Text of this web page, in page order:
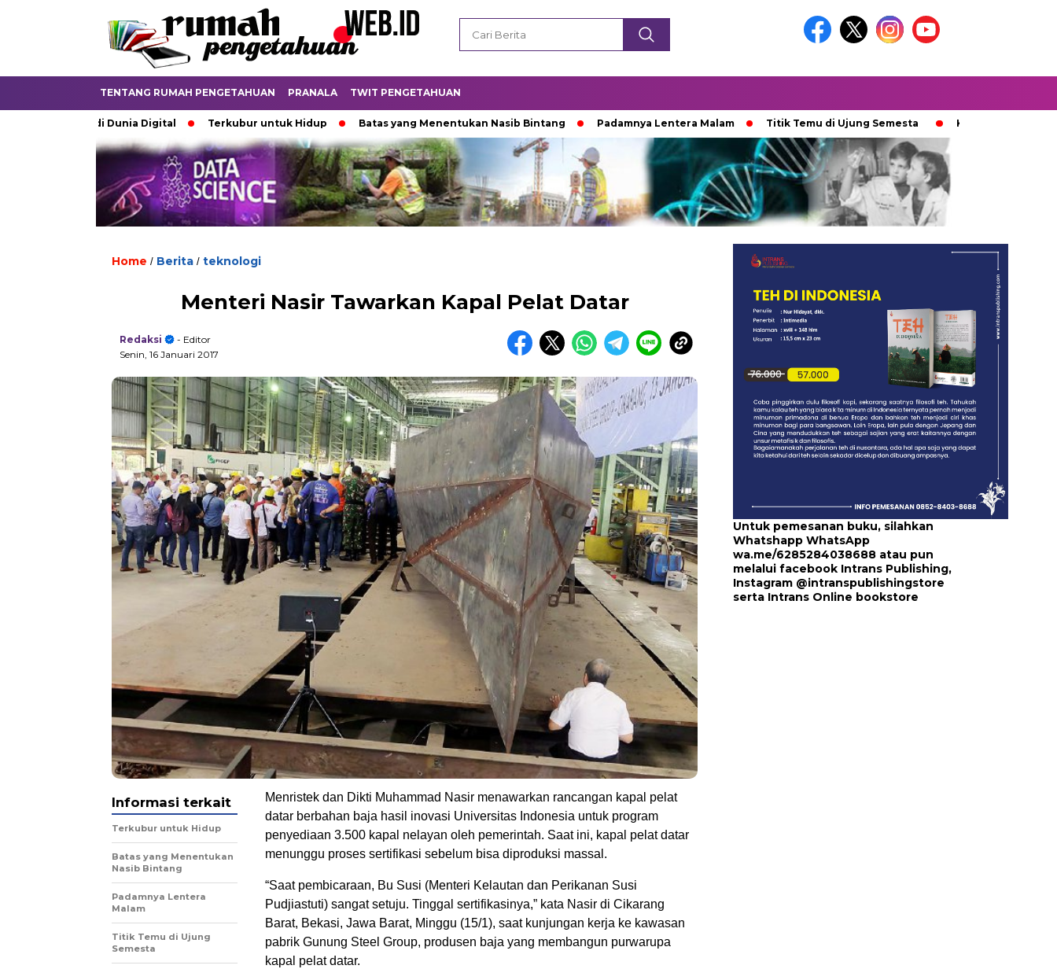
TENTANG RUMAH PENGETAHUAN PRANALA TWIT PENGETAHUAN
di Dunia Digital Terkubur untuk Hidup Batas yang Menentukan Nasib Bintang Padamnya Lentera Malam Titik Temu di Ujung Semesta Ketika Ijazah Analog
Home / Berita / teknologi
Menteri Nasir Tawarkan Kapal Pelat Datar
Redaksi
- Editor
Senin, 16 Januari 2017
Menristek dan Dikti Muhammad Nasir menawarkan rancangan kapal pelat
datar berbahan baja hasil inovasi Universitas Indonesia untuk program
penyediaan 3.500 kapal nelayan oleh pemerintah. Saat ini, kapal pelat datar
menunggu proses sertifikasi sebelum bisa diproduksi massal.
“Saat pembicaraan, Bu Susi (Menteri Kelautan dan Perikanan Susi
Pudjiastuti) sangat setuju. Tinggal sertifikasinya,” kata Nasir di Cikarang
Barat, Bekasi, Jawa Barat, Minggu (15/1), saat kunjungan kerja ke kawasan
pabrik Gunung Steel Group, produsen baja yang membangun purwarupa
kapal pelat datar.
Informasi terkait
Terkubur untuk Hidup
Batas yang Menentukan
Nasib Bintang
Padamnya Lentera
Malam
Titik Temu di Ujung
Semesta
Untuk pemesanan buku, silahkan
Whatshapp WhatsApp
wa.me/6285284038688 atau pun
melalui facebook Intrans Publishing,
Instagram @intranspublishingstore
serta Intrans Online bookstore